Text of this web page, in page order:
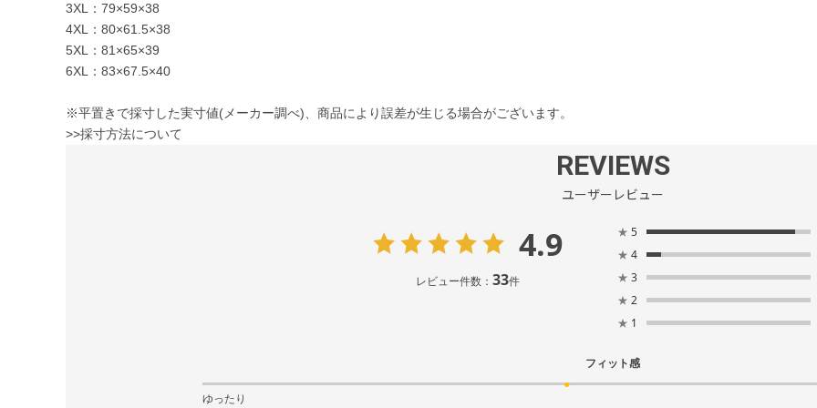
3XL：79×59×38
4XL：80×61.5×38
5XL：81×65×39
6XL：83×67.5×40
※平置きで採寸した実寸値(メーカー調べ)、商品により誤差が生じる場合がございます。
>>採寸方法について
REVIEWS
ユーザーレビュー
4.9
レビュー件数： 33件
★ 5
★ 4
★ 3
★ 2
★ 1
フィット感
ゆったり